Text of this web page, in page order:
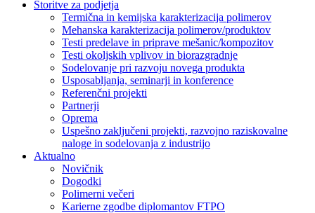
Storitve za podjetja
Termična in kemijska karakterizacija polimerov
Mehanska karakterizacija polimerov/produktov
Testi predelave in priprave mešanic/kompozitov
Testi okoljskih vplivov in biorazgradnje
Sodelovanje pri razvoju novega produkta
Usposabljanja, seminarji in konference
Referenčni projekti
Partnerji
Oprema
Uspešno zaključeni projekti, razvojno raziskovalne
naloge in sodelovanja z industrijo
Aktualno
Novičnik
Dogodki
Polimerni večeri
Karierne zgodbe diplomantov FTPO